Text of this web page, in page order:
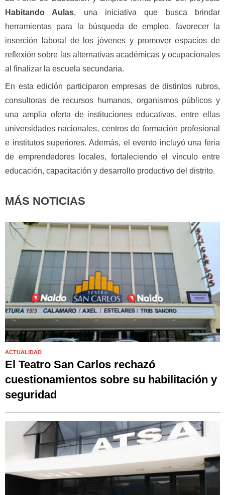
Habitando Aulas, una iniciativa que busca brindar
herramientas para la búsqueda de empleo, favorecer la
inserción laboral de los jóvenes y promover espacios de
reflexión sobre las alternativas académicas y ocupacionales
al finalizar la escuela secundaria.
En esta edición participaron empresas de distintos rubros,
consultoras de recursos humanos, organismos públicos y
una amplia oferta de instituciones educativas, entre ellas
universidades nacionales, centros de formación profesional
e institutos superiores. Además, el evento incluyó una feria
de emprendedores locales, fortaleciendo el vínculo entre
educación, capacitación y desarrollo productivo del distrito.
MÁS NOTICIAS
ACTUALIDAD
El Teatro San Carlos rechazó
cuestionamientos sobre su habilitación y
seguridad